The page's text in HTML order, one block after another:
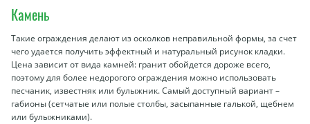
Камень
Такие ограждения делают из осколков неправильной формы, за счет
чего удается получить эффектный и натуральный рисунок кладки.
Цена зависит от вида камней: гранит обойдется дороже всего,
поэтому для более недорогого ограждения можно использовать
песчаник, известняк или булыжник. Самый доступный вариант –
габионы (сетчатые или полые столбы, засыпанные галькой, щебнем
или булыжниками).